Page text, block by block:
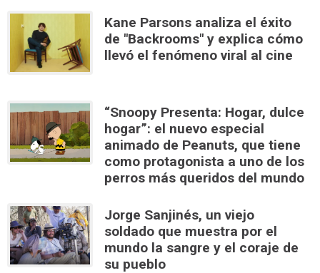
Kane Parsons analiza el éxito
de "Backrooms" y explica cómo
llevó el fenómeno viral al cine
“Snoopy Presenta: Hogar, dulce
hogar”: el nuevo especial
animado de Peanuts, que tiene
como protagonista a uno de los
perros más queridos del mundo
Jorge Sanjinés, un viejo
soldado que muestra por el
mundo la sangre y el coraje de
su pueblo